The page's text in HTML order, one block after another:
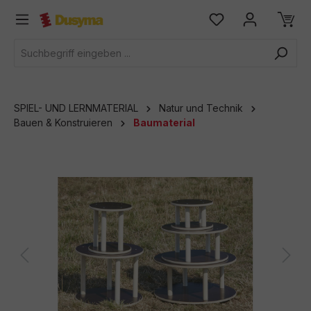
springen
SPIEL- UND LERNMATERIAL
Natur und Technik
Bauen & Konstruieren
Baumaterial
Bildergalerie überspringen